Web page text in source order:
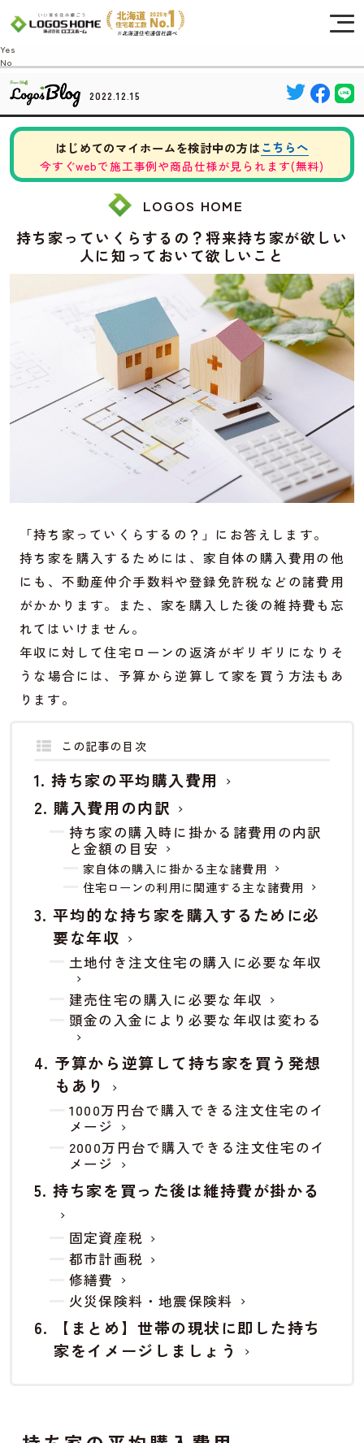
2022.12.15
はじめてのマイホームを検討中の方はこちらへ
今すぐwebで施工事例や商品仕様が見られます(無料)
LOGOS HOME
持ち家っていくらするの？将来持ち家が欲しい
人に知っておいて欲しいこと
「持ち家っていくらするの？」にお答えします。
持ち家を購入するためには、家自体の購入費用の他
にも、不動産仲介手数料や登録免許税などの諸費用
がかかります。また、家を購入した後の維持費も忘
れてはいけません。
年収に対して住宅ローンの返済がギリギリになりそ
うな場合には、予算から逆算して家を買う方法もあ
ります。
この記事の目次
持ち家の平均購入費用
購入費用の内訳
持ち家の購入時に掛かる諸費用の内訳
と金額の目安
家自体の購入に掛かる主な諸費用
住宅ローンの利用に関連する主な諸費用
平均的な持ち家を購入するために必
要な年収
土地付き注文住宅の購入に必要な年収
建売住宅の購入に必要な年収
頭金の入金により必要な年収は変わる
予算から逆算して持ち家を買う発想
もあり
1000万円台で購入できる注文住宅のイ
メージ
2000万円台で購入できる注文住宅のイ
メージ
持ち家を買った後は維持費が掛かる
固定資産税
都市計画税
修繕費
火災保険料・地震保険料
【まとめ】世帯の現状に即した持ち
家をイメージしましょう
Cookie を使用して、お客様の活動を追跡してもよろしいですか? 当社ではお客様の
プライバシーを極めて重視しています。詳細について、およびご質問がある場合
は、当社のプライバシーポリシーをご覧ください。
Yes
No